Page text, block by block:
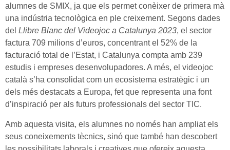
alumnes de SMIX, ja que els permet conèixer de primera mà
una indústria tecnològica en ple creixement. Segons dades
del Llibre Blanc del Videojoc a Catalunya 2023, el sector
factura 709 milions d’euros, concentrant el 52% de la
facturació total de l’Estat, i Catalunya compta amb 239
estudis i empreses desenvolupadores. A més, el videojoc
català s’ha consolidat com un ecosistema estratègic i un
dels més destacats a Europa, fet que representa una font
d’inspiració per als futurs professionals del sector TIC.
Amb aquesta visita, els alumnes no només han ampliat els
seus coneixements tècnics, sinó que també han descobert